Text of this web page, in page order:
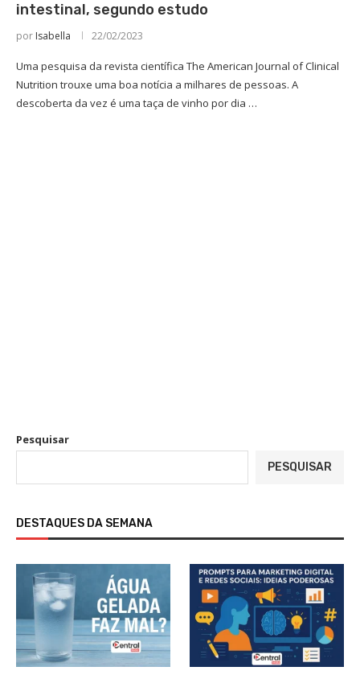
intestinal, segundo estudo
por Isabella 22/02/2023
Uma pesquisa da revista científica The American Journal of Clinical
Nutrition trouxe uma boa notícia a milhares de pessoas. A
descoberta da vez é uma taça de vinho por dia …
Pesquisar
PESQUISAR
DESTAQUES DA SEMANA